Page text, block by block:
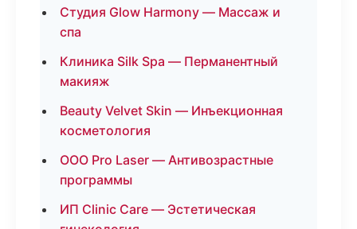
Студия Glow Harmony — Массаж и
спа
Клиника Silk Spa — Перманентный
макияж
Beauty Velvet Skin — Инъекционная
косметология
ООО Pro Laser — Антивозрастные
программы
ИП Clinic Care — Эстетическая